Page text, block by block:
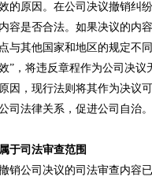
的原因。在公司决议撤销纠
容是否合法。如果决议的内
与其他国家和地区的规定不
”，将违反章程作为公司决
因，现行法则将其作为决议
司法律关系，促进公司自治。
司法审查范围
司决议的司法审查内容已